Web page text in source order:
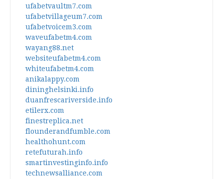
ufabetvaultm7.com
ufabetvillageum7.com
ufabetvoicem3.com
waveufabetm4.com
wayang88.net
websiteufabetm4.com
whiteufabetm4.com
anikalappy.com
dininghelsinki.info
duanfrescariverside.info
etilerx.com
finestreplica.net
flounderandfumble.com
healthohunt.com
retefuturah.info
smartinvestinginfo.info
technewsalliance.com